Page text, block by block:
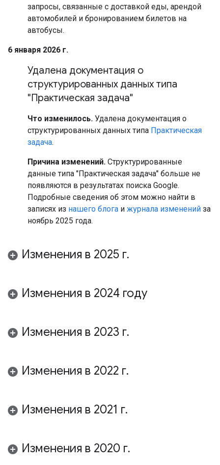
запросы, связанные с доставкой еды, арендой
автомобилей и бронированием билетов на
автобусы.
6 января 2026 г.
Удалена документация о
структурированных данных типа
"Практическая задача"
Что изменилось. Удалена документация о
структурированных данных типа Практическая
задача.
Причина изменений. Структурированные
данные типа "Практическая задача" больше не
появляются в результатах поиска Google.
Подробные сведения об этом можно найти в
записях из нашего блога и журнала изменений за
ноябрь 2025 года.
Изменения в 2025 г.
Изменения в 2024 году
Изменения в 2023 г.
Изменения в 2022 г.
Изменения в 2021 г.
Изменения в 2020 г.